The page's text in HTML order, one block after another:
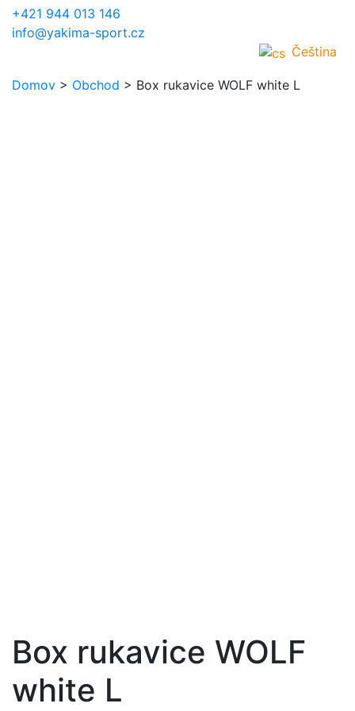
+421 944 013 146
info@yakima-sport.cz
Čeština
Domov > Obchod > Box rukavice WOLF white L
Box rukavice WOLF
white L